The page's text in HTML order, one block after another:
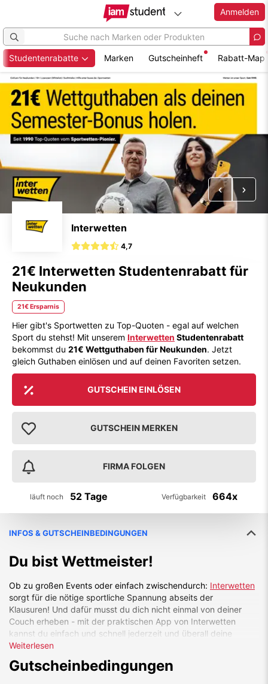
Zum
Hauptinhalt
springen
Anmelden
Studentenrabatte Marken Gutscheinheft Rabatt-Map
Vorheriges
Interwetten
4,7
21€ Interwetten Studentenrabatt für
Neukunden
21€ Ersparnis
Hier gibt's Sportwetten zu Top-Quoten - egal auf welchen
Sport du stehst! Mit unserem Interwetten Studentenrabatt
bekommst du 21€ Wettguthaben für Neukunden. Jetzt
gleich Guthaben einlösen und auf deinen Favoriten setzen.
GUTSCHEIN EINLÖSEN
GUTSCHEIN MERKEN
FIRMA FOLGEN
läuft noch 52 Tage Verfügbarkeit 664x
INFOS & GUTSCHEINBEDINGUNGEN
Du bist Wettmeister!
Ob zu großen Events oder einfach zwischendurch: Interwetten
sorgt für die nötige sportliche Spannung abseits der
Klausuren! Und dafür musst du dich nicht einmal von deiner
Couch erheben - mit der praktischen App von Interwetten
kannst du einfach und schnell jederzeit und überall deine
Wetten abgeben.
Das volle Angebot:
Weiterlesen
Gutscheinbedingungen